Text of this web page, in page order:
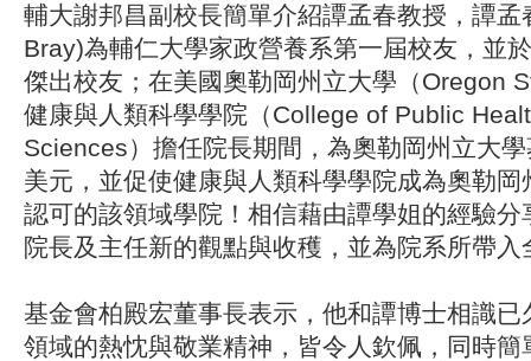
輔大謝邦昌副校長簡單介紹譚孟春教授，譚孟
Bray)為輔仁大學家政營養系第一屆校友，並
傑出校友；在美國奧勒岡州立大學（Oregon
健康與人類科學學院（College of Public
Sciences）擔任院長期間，為奧勒岡州立大
美元，並促使健康與人類科學學院成為奧勒
認可的該領域學院！相信藉由譚學姐的經驗分
院長及主任新的觀點與收穫，並為院系所帶
基金會柏殿宏董事長表示，他和譚博士相識已
領域的熱忱與敬業精神，皆令人欽佩，同時簡